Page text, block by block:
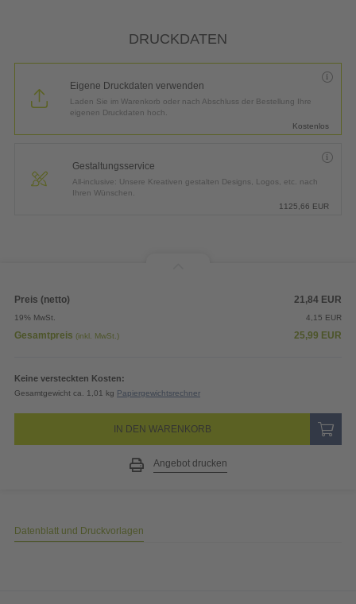
DRUCKDATEN
Eigene Druckdaten verwenden
Laden Sie im Warenkorb oder nach Abschluss der Bestellung Ihre
eigenen Druckdaten hoch.
Kostenlos
Gestaltungsservice
All-inclusive: Unsere Kreativen gestalten Designs, Logos, etc. nach
Ihren Wünschen.
1125,66 EUR
Preis (netto) 21,84 EUR
19% MwSt. 4,15 EUR
Gesamtpreis (inkl. MwSt.) 25,99 EUR
Keine versteckten Kosten:
Gesamtgewicht ca. 1,01 kg Papiergewichtsrechner
IN DEN WARENKORB
Angebot drucken
Datenblatt und Druckvorlagen